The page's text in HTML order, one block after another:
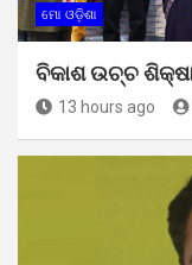
ମୋ ଓଡ଼ିଶା
ବିକାଶ ଉଚ୍ଚ
13 hours ago